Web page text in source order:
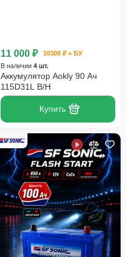
11 000 ₽
10300 ₽ + БУ
В наличии 4 шт.
Аккумулятор Aokly 90 Ач
115D31L B/H
Купить